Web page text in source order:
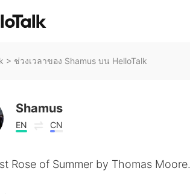
> ช่วงเวลาของ Shamus บน HelloTalk
Shamus
EN CN
Rose of Summer by Thomas Moore.